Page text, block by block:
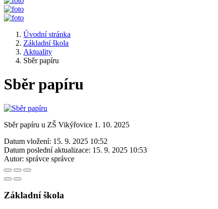
Úvodní stránka
Základní škola
Aktuality
Sběr papíru
Sběr papíru
Sběr papíru u ZŠ Vikýřovice 1. 10. 2025
Datum vložení: 15. 9. 2025 10:52
Datum poslední aktualizace: 15. 9. 2025 10:53
Autor: správce správce
Základní škola